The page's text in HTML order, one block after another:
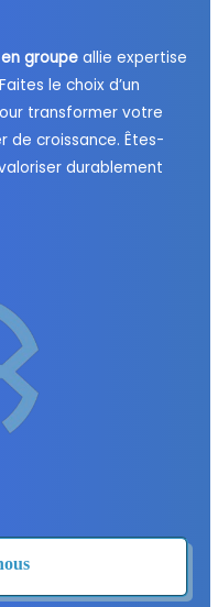
groupe allie expertise
le choix d’un
transformer votre
de croissance. Êtes-
durablement